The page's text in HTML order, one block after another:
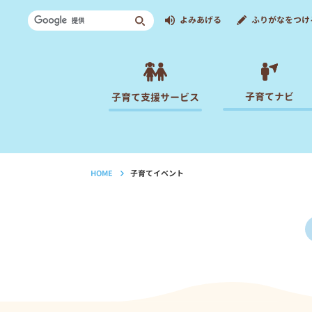
よみあげる ふりがなをつけ
子育て支援サービス 子育てナビ
HOME 子育てイベント